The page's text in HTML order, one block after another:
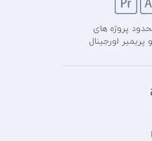
پروژه های
پریمیر اورجینال